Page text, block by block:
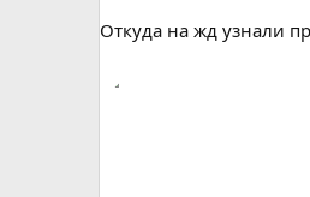
Откуда на жд узнали